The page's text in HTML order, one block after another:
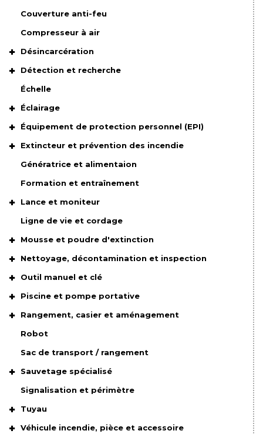
Couverture anti-feu
Compresseur à air
Désincarcération
Détection et recherche
Échelle
Éclairage
Équipement de protection personnel (EPI)
Extincteur et prévention des incendie
Génératrice et alimentaion
Formation et entraînement
Lance et moniteur
Ligne de vie et cordage
Mousse et poudre d'extinction
Nettoyage, décontamination et inspection
Outil manuel et clé
Piscine et pompe portative
Rangement, casier et aménagement
Robot
Sac de transport / rangement
Sauvetage spécialisé
Signalisation et périmètre
Tuyau
Véhicule incendie, pièce et accessoire